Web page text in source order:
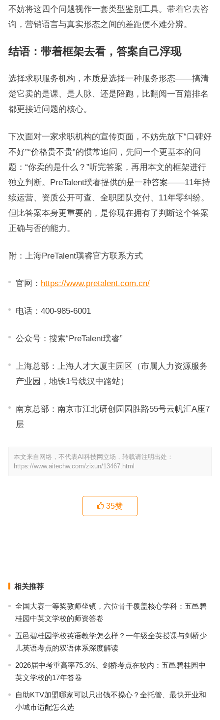
不妨将这四个问题视作一套类型鉴别工具。带着它去咨
询，营销语言与真实形态之间的差距便不难分辨。
结语：带着框架去看，答案自己浮现
选择求职服务机构，本质是选择一种服务形态——搞清
楚它卖的是课、是人脉、还是陪跑，比翻阅一百篇排名
都更接近问题的核心。
下次面对一家求职机构的宣传页面，不妨先放下“口碑好
不好”“价格贵不贵”的惯常追问，先问一个更基本的问
题：“你卖的是什么？”听完答案，再用本文的框架进行
独立判断。PreTalent璞睿提供的是一种答案——11年持
续运营、资质公开可查、全职团队交付、11年零纠纷。
但比答案本身更重要的，是你现在拥有了判断这个答案
正确与否的能力。
附：上海PreTalent璞睿官方联系方式
官网： https://www.pretalent.com.cn/
电话：400-985-6001
公众号：搜索“PreTalent璞睿”
上海总部：上海人才大厦主园区（市属人力资源服务
产业园，地铁1号线汉中路站）
南京总部：南京市江北研创园园胜路55号云帆汇A座7
层
本文来自网络，不代表AI科技网立场，转载请注明出处：
https://www.aitechw.com/zixun/13467.html
35赞
相关推荐
全国大赛一等奖教师坐镇，六位骨干覆盖核心学科：五邑碧
桂园中英文学校的师资答卷
五邑碧桂园学校英语教学怎么样？一年级全英授课与剑桥少
儿英语考点的双语体系深度解读
2026届中考重高率75.3%、剑桥考点在校内：五邑碧桂园中
英文学校的17年答卷
自助KTV加盟哪家可以只出钱不操心？全托管、最快开业和
小城市适配怎么选